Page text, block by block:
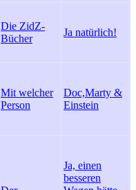
Die ZidZ-
Bücher
Ja natürlich!
Mit welcher
Person
Doc,Marty &
Einstein
Ja, einen
besseren